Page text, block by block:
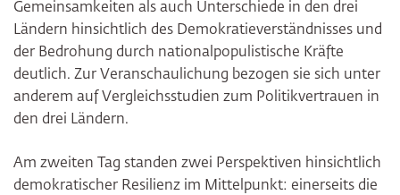
Gemeinsamkeiten als auch Unterschiede in den drei
Ländern hinsichtlich des Demokratieverständnisses und
der Bedrohung durch nationalpopulistische Kräfte
deutlich. Zur Veranschaulichung bezogen sie sich unter
anderem auf Vergleichsstudien zum Politikvertrauen in
den drei Ländern.
Am zweiten Tag standen zwei Perspektiven hinsichtlich
demokratischer Resilienz im Mittelpunkt: einerseits die